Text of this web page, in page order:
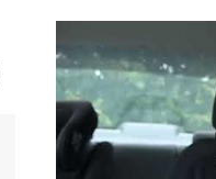
Ils montent en Régional 2